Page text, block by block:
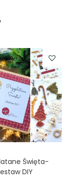
Święta-
DIY